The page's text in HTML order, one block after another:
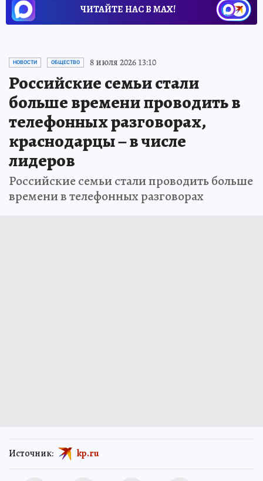
ЧИТАЙТЕ НАС В МАХ!
НОВОСТИ ОБЩЕСТВО 8 июля 2026 13:10
Российские семьи стали
больше времени проводить в
телефонных разговорах,
краснодарцы – в числе
лидеров
Российские семьи стали проводить больше
времени в телефонных разговорах
Источник: kp.ru